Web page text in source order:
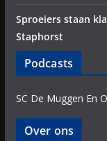
Sproeiers staan
Staphorst
Podcasts
SC De Muggen En
Over ons